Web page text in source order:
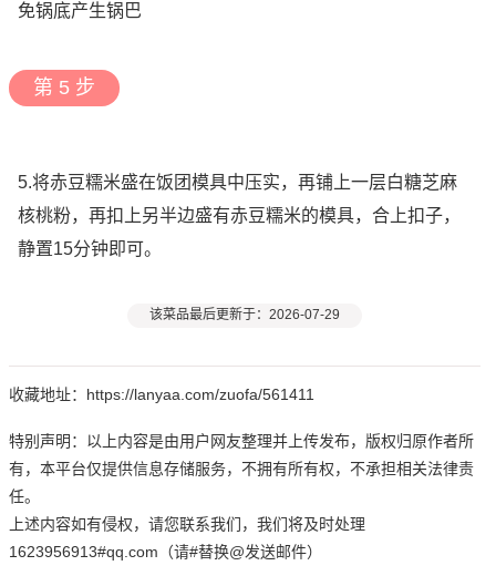
免锅底产生锅巴
第 5 步
5.将赤豆糯米盛在饭团模具中压实，再铺上一层白糖芝麻
核桃粉，再扣上另半边盛有赤豆糯米的模具，合上扣子，
静置15分钟即可。
该菜品最后更新于：2026-07-29
收藏地址：https://lanyaa.com/zuofa/561411
特别声明：以上内容是由用户网友整理并上传发布，版权归原作者所
有，本平台仅提供信息存储服务，不拥有所有权，不承担相关法律责
任。
上述内容如有侵权，请您联系我们，我们将及时处理
1623956913#qq.com（请#替换@发送邮件）